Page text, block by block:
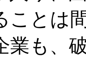
ことは
業も、